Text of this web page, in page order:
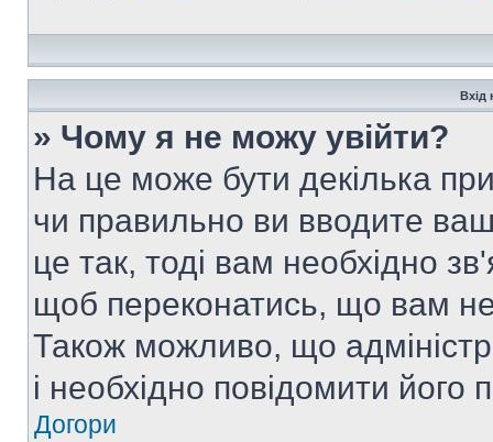
Вхід
» Чому я не можу увійти?
На це може бути декілька
чи правильно ви вводите
це так, тоді вам необхідно
щоб переконатись, що вам
Також можливо, що
і необхідно повідомити
Догори